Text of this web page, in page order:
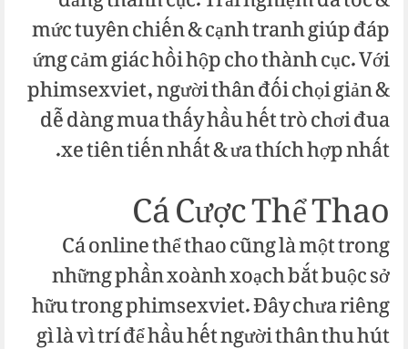
mức tuyên chiến & cạnh tranh giúp đáp
ứng cảm giác hồi hộp cho thành cục. Với
phimsexviet, người thân đối chọi giản &
dễ dàng mua thấy hầu hết trò chơi đua
xe tiên tiến nhất & ưa thích hợp nhất.
Cá Cược Thể Thao
Cá online thể thao cũng là một trong
những phần xoành xoạch bắt buộc sở
hữu trong phimsexviet. Đây chưa riêng